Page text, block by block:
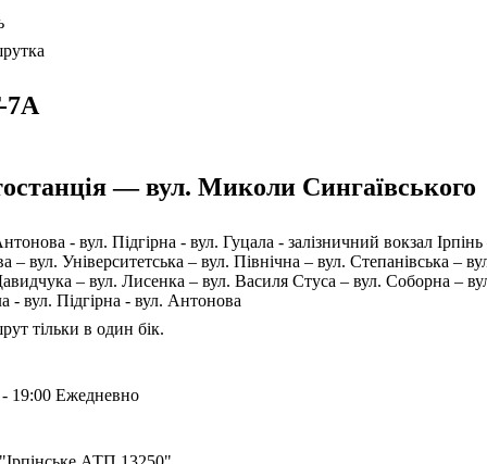
7А
— вул. Миколи Сингаївського
- вул. Підгірна - вул. Гуцала - залізничний вокзал
– вул. Університетська – вул. Північна – вул. Степанівська –
– вул. Лисенка – вул. Василя Стуса – вул. Соборна –
- вул. Підгірна - вул. Антонова
тільки в один бік.
19:00 Ежедневно